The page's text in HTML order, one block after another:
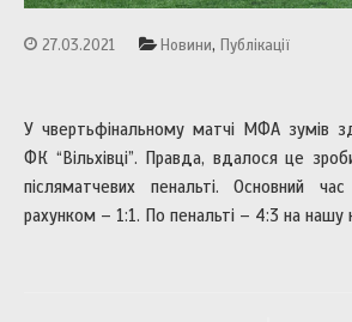
27.03.2021 Новини, Публікації
У чвертьфінальному матчі МФА зумів
ФК “Вільхівці”. Правда, вдалося це
післяматчевих пенальті. Основний
рахунком – 1:1. По пенальті – 4:3 на нашу